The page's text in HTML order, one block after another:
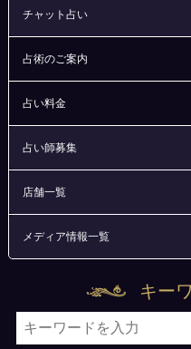
チャット占い
占術のご案内
占い料金
占い師募集
店舗一覧
メディア情報一覧
キー